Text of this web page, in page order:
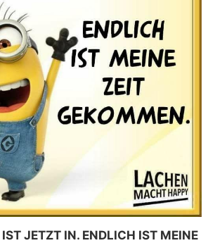
JETZT IN. ENDLICH IST MEINE